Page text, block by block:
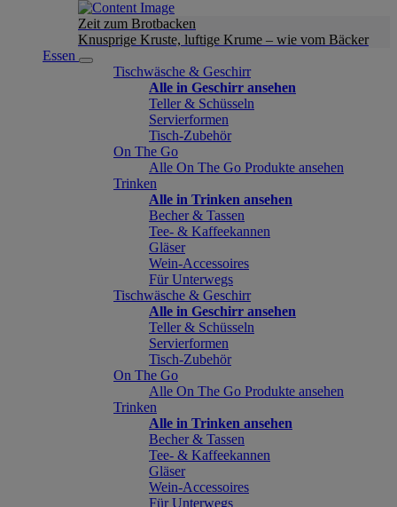
Zeit zum Brotbacken
Knusprige Kruste, luftige Krume – wie vom Bäcker
Essen
Tischwäsche & Geschirr
Alle in Geschirr ansehen
Teller & Schüsseln
Servierformen
Tisch-Zubehör
On The Go
Alle On The Go Produkte ansehen
Trinken
Alle in Trinken ansehen
Becher & Tassen
Tee- & Kaffeekannen
Gläser
Wein-Accessoires
Für Unterwegs
Tischwäsche & Geschirr
Alle in Geschirr ansehen
Teller & Schüsseln
Servierformen
Tisch-Zubehör
On The Go
Alle On The Go Produkte ansehen
Trinken
Alle in Trinken ansehen
Becher & Tassen
Tee- & Kaffeekannen
Gläser
Wein-Accessoires
Für Unterwegs